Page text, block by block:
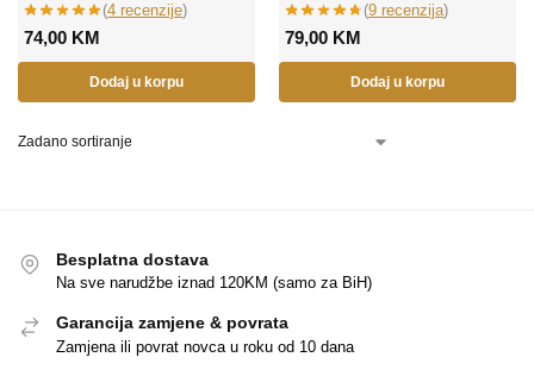
(4 recenzije)
74,00 KM
Dodaj u korpu
(9 recenzija)
79,00 KM
Dodaj u korpu
Besplatna dostava
Na sve narudžbe iznad 120KM (samo za BiH)
Garancija zamjene & povrata
Zamjena ili povrat novca u roku od 10 dana